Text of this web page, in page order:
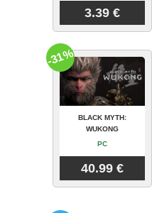
3.39 €
BLACK MYTH:
WUKONG
PC
40.99 €
-31%